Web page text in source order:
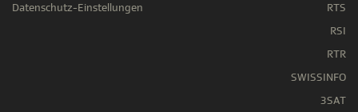
Datenschutz-Einstellungen
RTS
RSI
RTR
SWISSINFO
3SAT